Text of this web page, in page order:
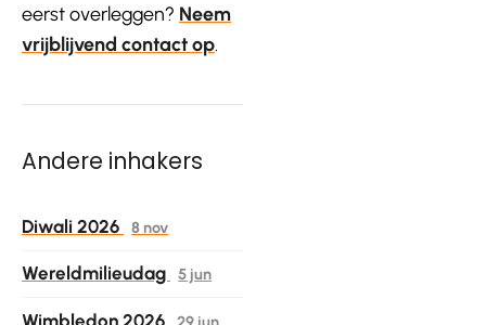
eerst overleggen? Neem
vrijblijvend contact op
Andere inhakers
Diwali 2026 8 nov
Wereldmilieudag 5 jun